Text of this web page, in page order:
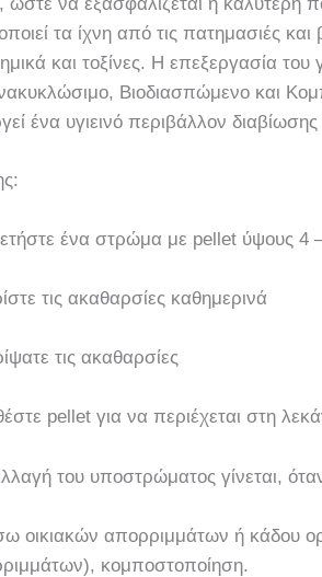
τα ίχνη από τις πατημασιές
και τοξίνες. Η επεξεργασία του
Βιοδιασπώμενο και
ένα υγιεινό περιβάλλον
ένα στρώμα με pellet ύψους 4 –
τις ακαθαρσίες καθημερινά
τις ακαθαρσίες
pellet για να περιέχεται στη
του υποστρώματος γίνεται,
οικιακών απορριμμάτων ή κάδου
κομποστοποίηση.